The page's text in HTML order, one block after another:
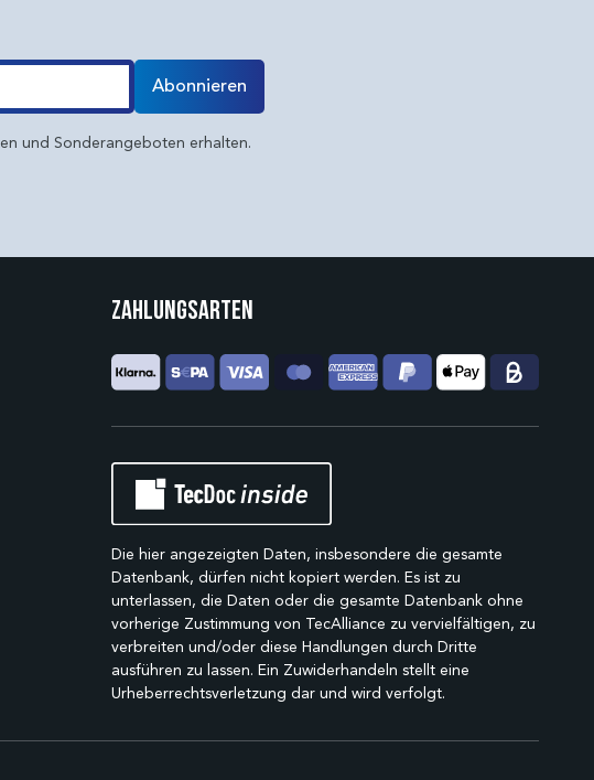
Abonnieren
und Sonderangeboten erhalten.
Zahlungsarten
Die hier angezeigten Daten, insbesondere die gesamte
Datenbank, dürfen nicht kopiert werden. Es ist zu
unterlassen, die Daten oder die gesamte Datenbank ohne
vorherige Zustimmung von TecAlliance zu vervielfältigen, zu
verbreiten und/oder diese Handlungen durch Dritte
ausführen zu lassen. Ein Zuwiderhandeln stellt eine
Urheberrechtsverletzung dar und wird verfolgt.